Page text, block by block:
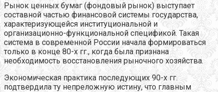
Рынок ценных бумаг (фондовый рынок) выступает
составной частью финансовой системы государства,
характеризующейся институциональной и
организационно-функциональной спецификой. Такая
система в современной России начала формироваться
только в конце 80-х гг., когда была признана
необходимость восстановления рыночного хозяйства.
Экономическая практика последующих 90-х гг.
подтвердила ту непреложную истину, что главным